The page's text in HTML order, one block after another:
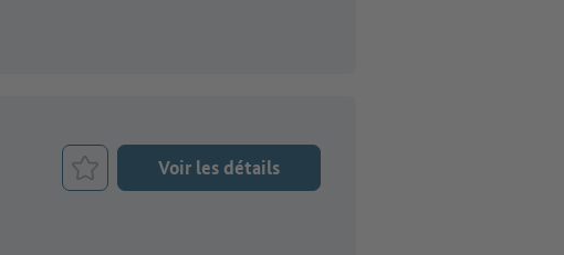
Retenir le job
Voir les détails